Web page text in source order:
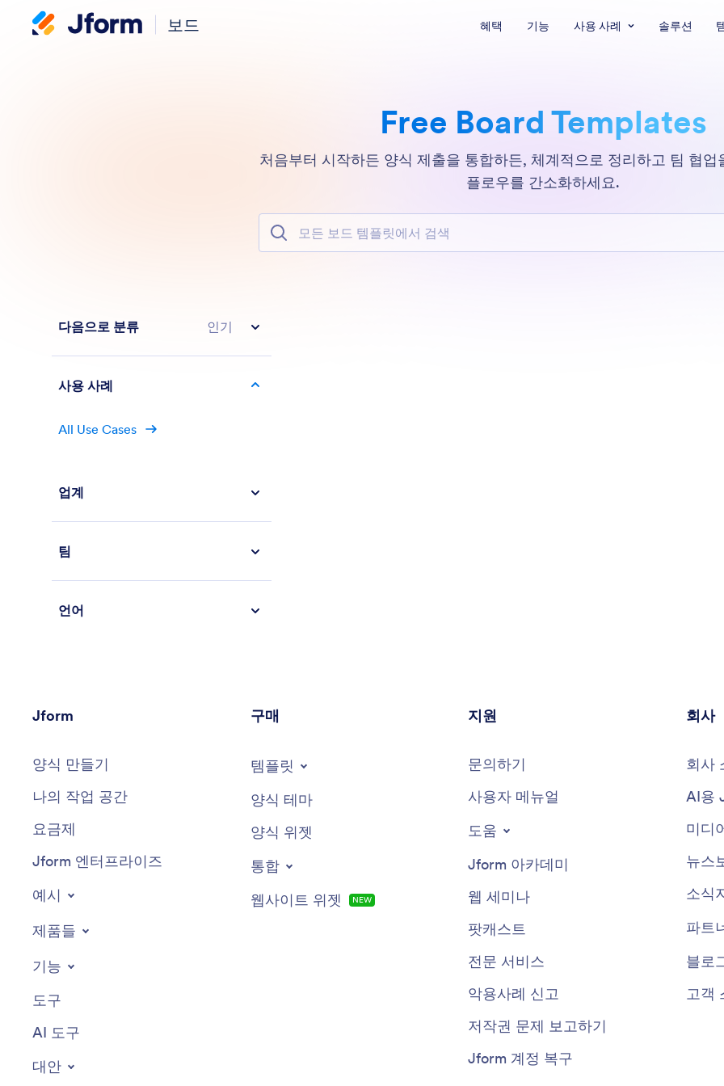
보드 혜택 기능 사용 사례 솔루션
Free Board Templates
처음부터 시작하든 양식 제출을 통합하든, 체계적으로 정리하고 팀 협업
플로우를 간소화하세요.
모든 보드 템플릿에서 검색
다음으로 분류 인기
사용 사례
All Use Cases
업계
팀
언어
Jform
양식 만들기
나의 작업 공간
요금제
Jform 엔터프라이즈
예시
제품들
기능
도구
AI 도구
대안
구매
템플릿
양식 테마
양식 위젯
통합
웹사이트 위젯
NEW
지원
문의하기
사용자 메뉴얼
도움
Jform 아카데미
웹 세미나
팟캐스트
전문 서비스
악용사례 신고
저작권 문제 보고하기
Jform 계정 복구
회사
회사
AI용
미디
뉴스
소식
파트
블로
고객